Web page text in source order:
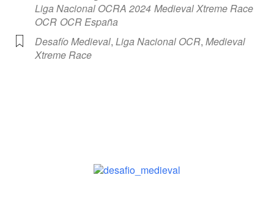
Liga Nacional OCRA 2024 Medieval Xtreme Race
OCR OCR España
Desafío Medieval,Liga Nacional OCR,Medieval
Xtreme Race